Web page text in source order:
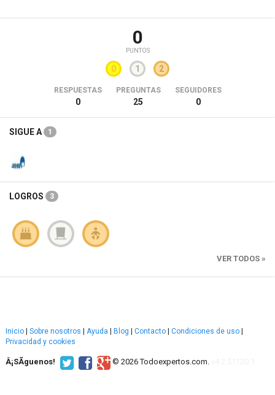
0
PUNTOS
0 1 2
RESPUESTAS
0
PREGUNTAS
25
SEGUIDORES
0
SIGUE A 1
LOGROS 3
VER TODOS »
Inicio Sobre nosotros Ayuda Blog Contacto Condiciones de uso
Privacidad y cookies
Â¡SÃ­guenos! © 2026 Todoexpertos.com.